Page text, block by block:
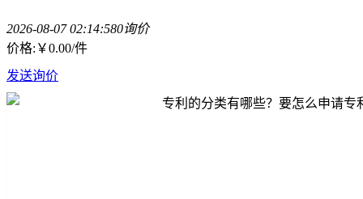
2026-08-07 02:14:580询价
价格: ￥0.00/件
发送询价